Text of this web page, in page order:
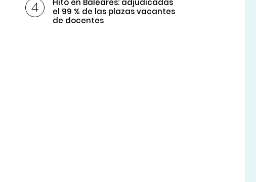
Hito en Baleares: adjudicadas
el 99 % de las plazas vacantes
de docentes